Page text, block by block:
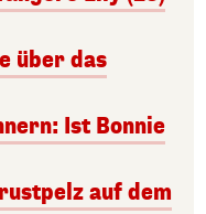
über das
Ist Bonnie
auf dem